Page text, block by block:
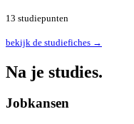
13 studiepunten
bekijk de studiefiches →
Na je studies.
Jobkansen